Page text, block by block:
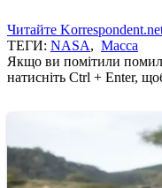
Читайте
ТЕГИ: NASA, Масса
Якщо ви помітили
натисніть Ctrl + Enter,